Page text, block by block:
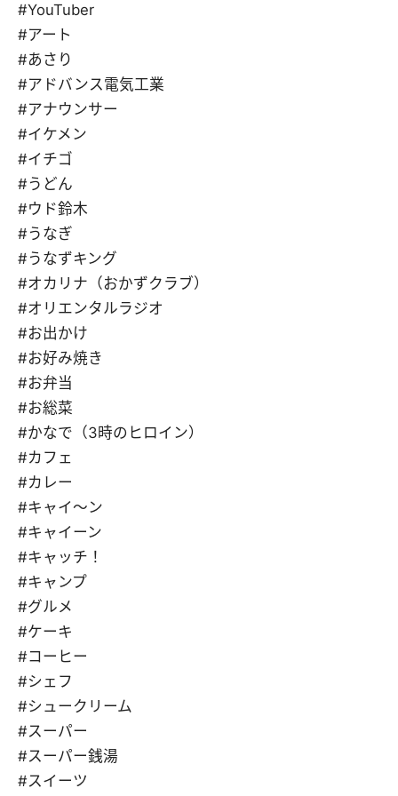
#YouTuber
#アート
#あさり
#アドバンス電気工業
#アナウンサー
#イケメン
#イチゴ
#うどん
#ウド鈴木
#うなぎ
#うなずキング
#オカリナ（おかずクラブ）
#オリエンタルラジオ
#お出かけ
#お好み焼き
#お弁当
#お総菜
#かなで（3時のヒロイン）
#カフェ
#カレー
#キャイ～ン
#キャイーン
#キャッチ！
#キャンプ
#グルメ
#ケーキ
#コーヒー
#シェフ
#シュークリーム
#スーパー
#スーパー銭湯
#スイーツ